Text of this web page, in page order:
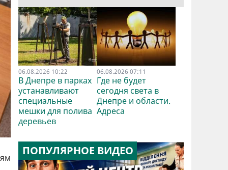
06.08.2026 10:22
В Днепре в парках
устанавливают
специальные
мешки для полива
деревьев
06.08.2026 07:11
Где не будет
сегодня света в
Днепре и области.
Адреса
ПОПУЛЯРНОЕ ВИДЕО